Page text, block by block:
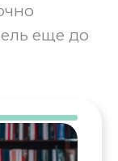
еще до